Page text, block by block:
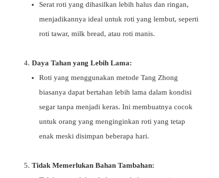
Serat roti yang dihasilkan lebih halus dan ringan,
menjadikannya ideal untuk roti yang lembut, seperti
roti tawar, milk bread, atau roti manis.
Daya Tahan yang Lebih Lama:
Roti yang menggunakan metode Tang Zhong
biasanya dapat bertahan lebih lama dalam kondisi
segar tanpa menjadi keras. Ini membuatnya cocok
untuk orang yang menginginkan roti yang tetap
enak meski disimpan beberapa hari.
Tidak Memerlukan Bahan Tambahan: